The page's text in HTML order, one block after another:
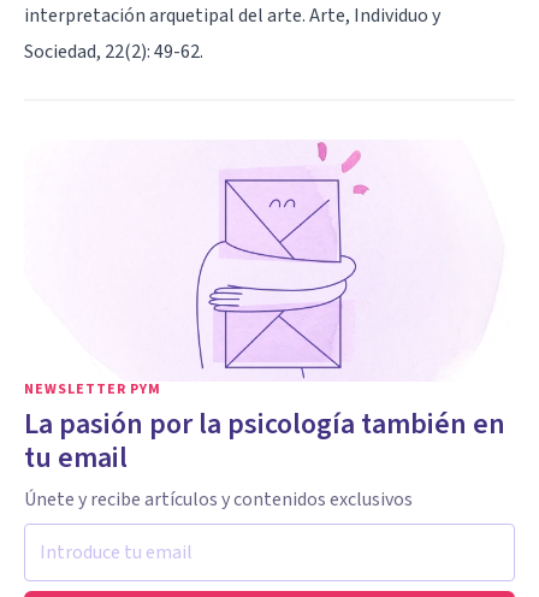
interpretación arquetipal del arte. Arte, Individuo y
Sociedad, 22(2): 49-62.
NEWSLETTER PYM
La pasión por la psicología también en
tu email
Únete y recibe artículos y contenidos exclusivos